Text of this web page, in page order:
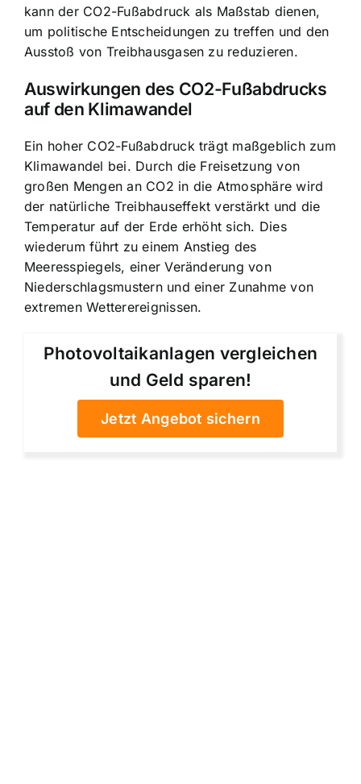
kann der CO2-Fußabdruck als Maßstab dienen,
um politische Entscheidungen zu treffen und den
Ausstoß von Treibhausgasen zu reduzieren.
Auswirkungen des CO2-Fußabdrucks
auf den Klimawandel
Ein hoher CO2-Fußabdruck trägt maßgeblich zum
Klimawandel bei. Durch die Freisetzung von
großen Mengen an CO2 in die Atmosphäre wird
der natürliche Treibhauseffekt verstärkt und die
Temperatur auf der Erde erhöht sich. Dies
wiederum führt zu einem Anstieg des
Meeresspiegels, einer Veränderung von
Niederschlagsmustern und einer Zunahme von
extremen Wetterereignissen.
Photovoltaikanlagen vergleichen
und Geld sparen!
Jetzt Angebot sichern